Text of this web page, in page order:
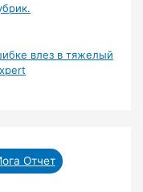
влез в тяжелый
Отчет